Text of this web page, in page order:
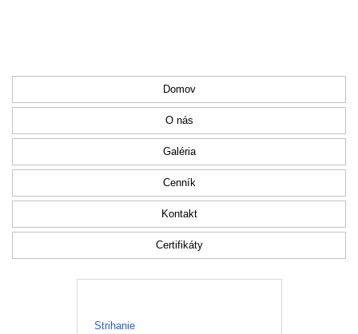
Domov
O nás
Galéria
Cenník
Kontakt
Certifikáty
Strihanie